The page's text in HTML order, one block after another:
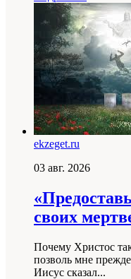
ekzeget.ru
03 авг. 2026
своих
Почему Христос
позволь мне
Иисус сказал...